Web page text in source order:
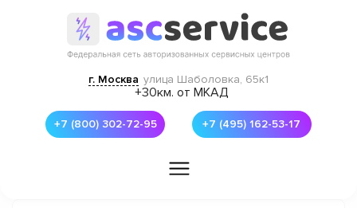
г. Москва улица Шаболовка, 65к1
+30км. от МКАД
+7 (800) 302-72-95 +7 (495) 162-53-17